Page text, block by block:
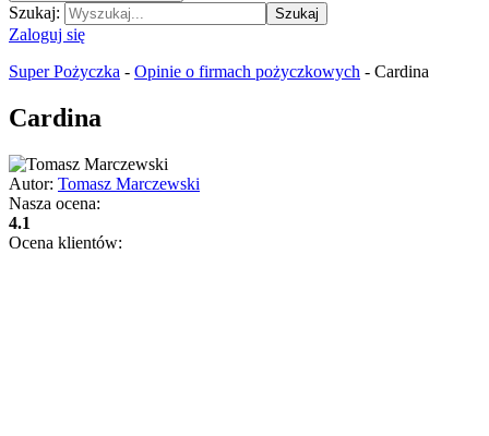
Szukaj: Szukaj
Zaloguj się
Super Pożyczka - Opinie o firmach pożyczkowych - Cardina
Cardina
Autor: Tomasz Marczewski
Nasza ocena:
4.1
Ocena klientów: